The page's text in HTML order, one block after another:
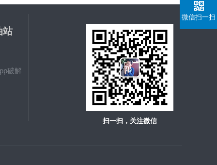
站
破解
扫一扫，关注微信
微信扫一扫